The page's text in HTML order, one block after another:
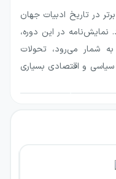
انتقام پیش
یونانی است و
یاسون و مده‌آ
پشم زرین را به
در تاریخ ادبیات جهان
در این دوره،
شمار می‌رود، تحولات
سیاسی و اقتصادی بسیاری